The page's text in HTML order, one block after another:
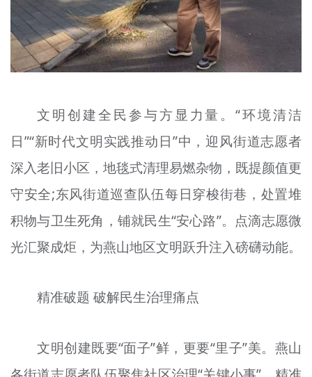
文明创建全民参与方显力量。“环境清洁
日”“新时代文明实践推动日”中，迎风街道志愿者
深入老旧小区，地毯式清理易燃杂物，既提颜值更
守安全;东风街道巡查队伍每日穿梭街巷，处置堆
积物与卫生死角，铺就民生“安心路”。点滴志愿微
光汇聚成炬，为燕山地区文明跃升注入磅礴动能。
精准破题 破解民生治理痛点
文明创建既要“面子”鲜，更要“里子”美。燕山